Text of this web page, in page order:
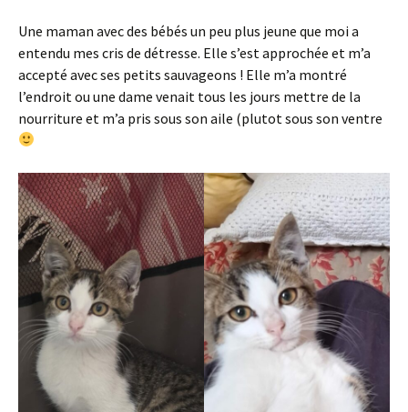
Une maman avec des bébés un peu plus jeune que moi a
entendu mes cris de détresse. Elle s’est approchée et m’a
accepté avec ses petits sauvageons ! Elle m’a montré
l’endroit ou une dame venait tous les jours mettre de la
nourriture et m’a pris sous son aile (plutot sous son ventre